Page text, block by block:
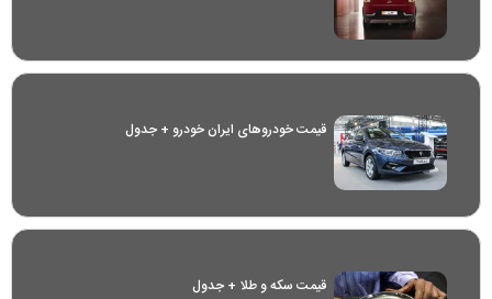
قیمت خودرو‌های ایران خودرو + جدول
قیمت سکه و طلا + جدول